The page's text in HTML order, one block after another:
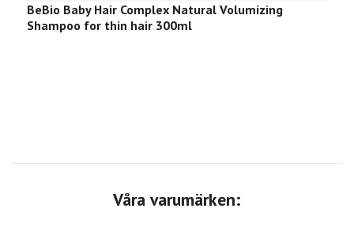
Våra varumärken:
BeBio Baby Hair Complex Natural Volumizing
Shampoo for thin hair 300ml